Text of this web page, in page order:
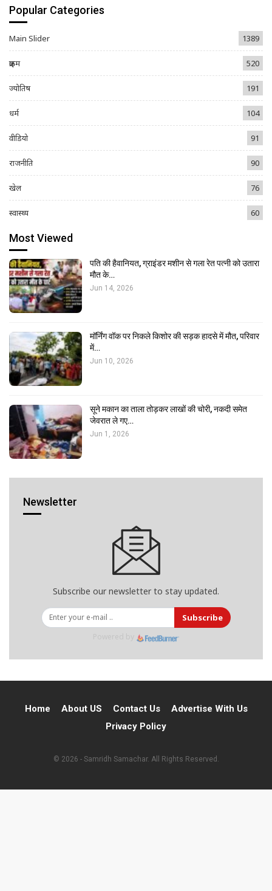
Popular Categories
Main Slider 1389
क्राइम 520
ज्योतिष 191
धर्म 104
वीडियो 91
राजनीति 90
खेल 76
स्वास्थ्य 60
Most Viewed
पति की हैवानियत, ग्राइंडर मशीन से गला रेत पत्नी को उतारा
मौत के…
Jun 14, 2026
मॉर्निंग वॉक पर निकले किशोर की सड़क हादसे में मौत, परिवार
में…
Jun 10, 2026
सूने मकान का ताला तोड़कर लाखों की चोरी, नकदी समेत
जेवरात ले गए…
Jun 1, 2026
Newsletter
Subscribe our newsletter to stay updated.
Subscribe
Home About US Contact Us
Advertise With Us
Privacy Policy
© 2026 - Samridh Samachar. All Rights Reserved.